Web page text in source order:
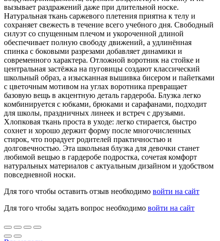
вызывает раздражений даже при длительной носке.
Натуральная ткань саржевого плетения приятна к телу и
сохраняет свежесть в течение всего учебного дня. Свободный
силуэт со спущенным плечом и укороченной длиной
обеспечивает полную свободу движений, а удлинённая
спинка с боковыми разрезами добавляет динамики и
современного характера. Отложной воротник на стойке и
центральная застёжка на пуговицы создают классический
школьный образ, а изысканная вышивка бисером и пайетками
с цветочным мотивом на углах воротника превращает
базовую вещь в акцентную деталь гардероба. Блузка легко
комбинируется с юбками, брюками и сарафанами, подходит
для школы, праздничных линеек и встреч с друзьями.
Хлопковая ткань проста в уходе: легко стирается, быстро
сохнет и хорошо держит форму после многочисленных
стирок, что порадует родителей практичностью и
долговечностью. Эта школьная блузка для девочки станет
любимой вещью в гардеробе подростка, сочетая комфорт
натуральных материалов с актуальным дизайном и удобством
повседневной носки.
Для того чтобы оставить отзыв необходимо войти на сайт
Для того чтобы задать вопрос необходимо войти на сайт